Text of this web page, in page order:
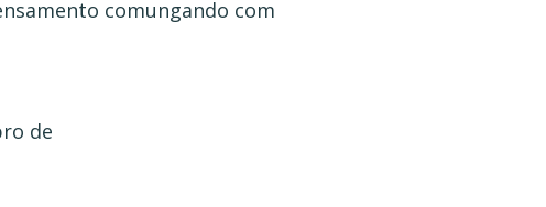
comungando com
de